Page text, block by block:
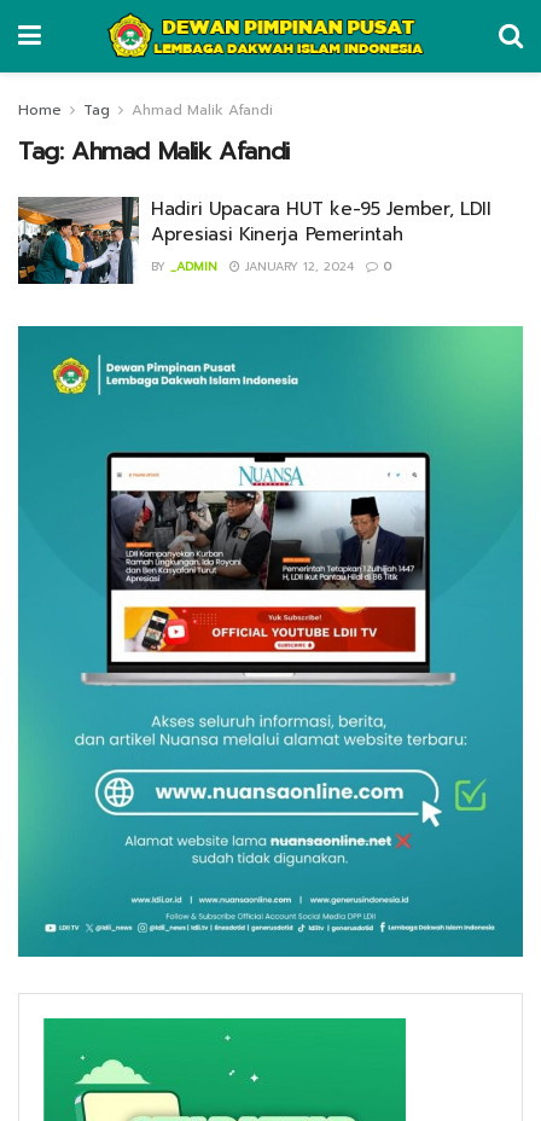
Home Tag Ahmad Malik Afandi
Tag: Ahmad Malik Afandi
Hadiri Upacara HUT ke-95 Jember, LDII
Apresiasi Kinerja Pemerintah
BY _ADMIN JANUARY 12, 2024 0